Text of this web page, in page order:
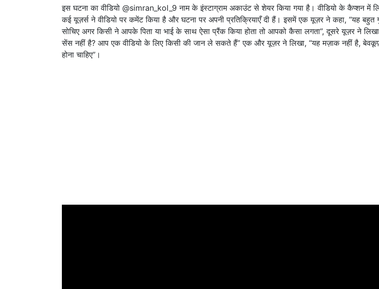
इस घटना का वीडियो @simran_kol_9 नाम के इंस्टाग्राम अकाउंट से शेयर किया गया है। वीडियो के कैप्शन में
कई यूज़र्स ने वीडियो पर कमेंट किया है और घटना पर अपनी प्रतिक्रियाएँ दी हैं। इसमें एक यूज़र ने कहा, “यह बहुत
सोचिए अगर किसी ने आपके पिता या भाई के साथ ऐसा प्रैंक किया होता तो आपको कैसा लगता”, दूसरे यूज़र ने
सेंस नहीं है? आप एक वीडियो के लिए किसी की जान ले सकते हैं” एक और यूज़र ने लिखा, “यह मज़ाक नहीं है,
होना चाहिए”।